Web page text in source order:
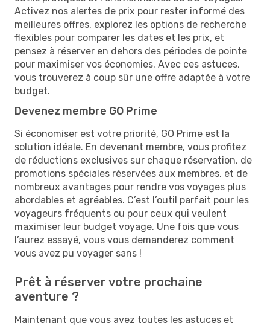
Activez nos alertes de prix pour rester informé des
meilleures offres, explorez les options de recherche
flexibles pour comparer les dates et les prix, et
pensez à réserver en dehors des périodes de pointe
pour maximiser vos économies. Avec ces astuces,
vous trouverez à coup sûr une offre adaptée à votre
budget.
Devenez membre GO Prime
Si économiser est votre priorité, GO Prime est la
solution idéale. En devenant membre, vous profitez
de réductions exclusives sur chaque réservation, de
promotions spéciales réservées aux membres, et de
nombreux avantages pour rendre vos voyages plus
abordables et agréables. C’est l’outil parfait pour les
voyageurs fréquents ou pour ceux qui veulent
maximiser leur budget voyage. Une fois que vous
l’aurez essayé, vous vous demanderez comment
vous avez pu voyager sans !
Prêt à réserver votre prochaine
aventure ?
Maintenant que vous avez toutes les astuces et